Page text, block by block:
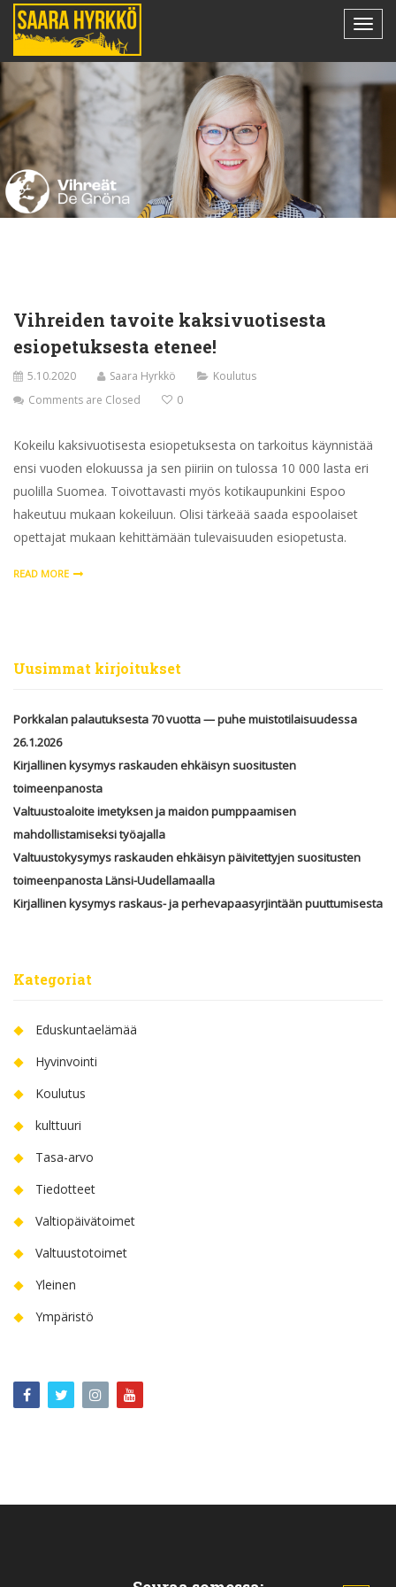
Vihreiden tavoite kaksivuotisesta
esiopetuksesta etenee!
5.10.2020 Saara Hyrkkö
Koulutus
Comments are Closed
0
Kokeilu kaksivuotisesta esiopetuksesta on tarkoitus käynnistää
ensi vuoden elokuussa ja sen piiriin on tulossa 10 000 lasta eri
puolilla Suomea. Toivottavasti myös kotikaupunkini Espoo
hakeutuu mukaan kokeiluun. Olisi tärkeää saada espoolaiset
opettajat mukaan kehittämään tulevaisuuden esiopetusta.
READ MORE
Uusimmat kirjoitukset
Porkkalan palautuksesta 70 vuotta — puhe muistotilaisuudessa
26.1.2026
Kirjallinen kysymys raskauden ehkäisyn suositusten
toimeenpanosta
Valtuustoaloite imetyksen ja maidon pumppaamisen
mahdollistamiseksi työajalla
Valtuustokysymys raskauden ehkäisyn päivitettyjen suositusten
toimeenpanosta Länsi-Uudellamaalla
Kirjallinen kysymys raskaus- ja perhevapaasyrjintään puuttumisesta
Kategoriat
Eduskuntaelämää
Hyvinvointi
Koulutus
kulttuuri
Tasa-arvo
Tiedotteet
Valtiopäivätoimet
Valtuustotoimet
Yleinen
Ympäristö